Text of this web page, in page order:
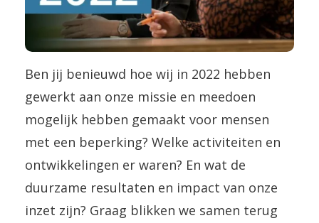
Ben jij benieuwd hoe wij in 2022 hebben
gewerkt aan onze missie en meedoen
mogelijk hebben gemaakt voor mensen
met een beperking? Welke activiteiten en
ontwikkelingen er waren? En wat de
duurzame resultaten en impact van onze
inzet zijn? Graag blikken we samen terug